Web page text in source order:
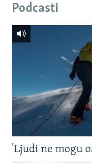
Podcasti
'Ljudi ne mogu